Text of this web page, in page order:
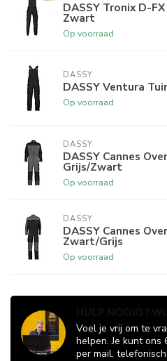
DASSY Tronix D-
Zwart
Op voorraad
DASSY
DASSY Ventura
Op voorraad
DASSY
DASSY Cannes
Grijs/Zwart
Op voorraad
DASSY
DASSY Cannes
Zwart/Grijs
Op voorraad
Voel je vrij om te
helpen. Je kunt ons
per mail,